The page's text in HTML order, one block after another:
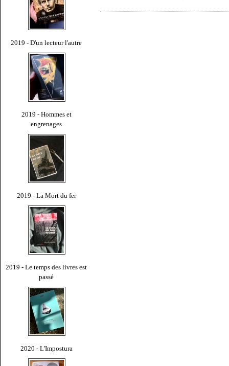
2019 - D'un lecteur l'autre
2019 - Hommes et
engrenages
2019 - La Mort du fer
2019 - Le temps des livres est
passé
2020 - L'Impostura